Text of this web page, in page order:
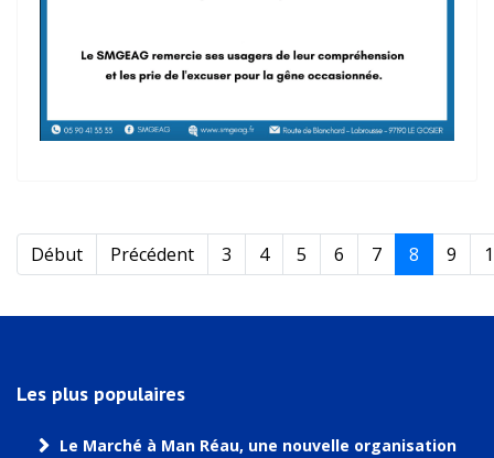
Début Précédent 3 4 5 6 7 8 9
Les plus populaires
Le Marché à Man Réau, une nouvelle organisation